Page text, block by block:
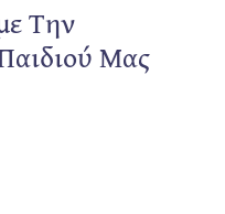
Την
Μας